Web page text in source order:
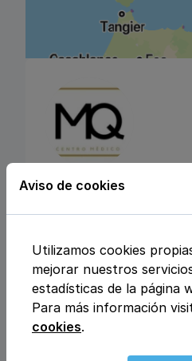
Calle Julio Rey Pastor
Sebastián de los Reyes,
Análisis clínicos
Traumatología y
Aviso de cookies
Utilizamos cookies
mejorar nuestros
estadísticas de la página
Para más información
cookies.